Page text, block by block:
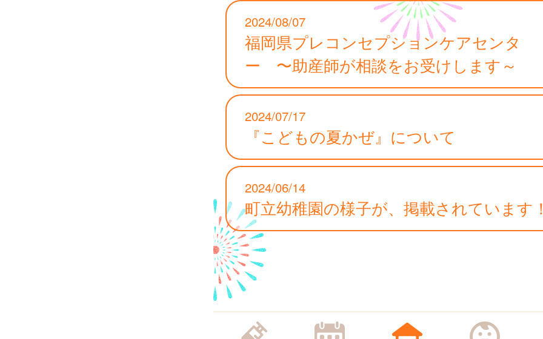
2024/08/07
福岡県プレコンセプションケアセンタ
ー 〜助産師が相談をお受けします～
2024/07/17
『こどもの夏かぜ』について
2024/06/14
町立幼稚園の様子が、掲載されています